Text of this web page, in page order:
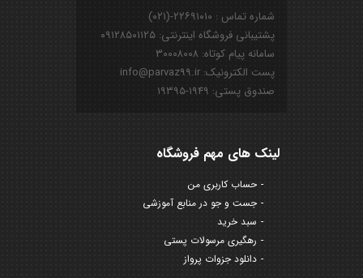
شماره تماس : ۲۲۶۹۱۰۱۰-(۰۲۱)
پشتیبانی فروشگاه اینترنتی: ۰۹۱۲۸۵۰۱۱۲۵
سامانه پیام کوتاه: ۳۰۰۰۸۰۰۸
پست الکترونیک: info@parvaz99.ir
صندوق پستی: ۱۹۴۹-۱۹۳۹۵
لینک های مهم فروشگاه
حساب کاربری من
جست و جو در منابع آموزشی
سبد خرید
رهگیری مرسولات پستی
دانلود جزوات پرواز